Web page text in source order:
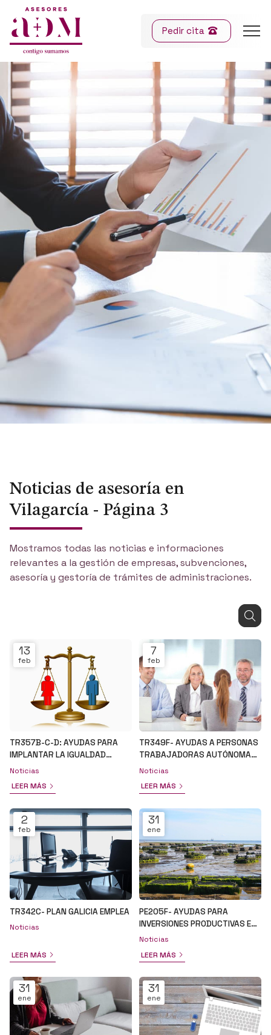
Pedir cita
Noticias de asesoría en
Vilagarcía - Página 3
Mostramos todas las noticias e informaciones
relevantes a la gestión de empresas, subvenciones,
asesoría y gestoría de trámites de administraciones.
13
feb
TR357B-C-D: AYUDAS PARA
IMPLANTAR LA IGUALDAD
LABORAL, LA CONCILIACION Y
EMPRESARIAL
Noticias
LEER MÁS
7
feb
TR349F- AYUDAS A PERSONAS
TRABAJADORAS AUTÓNOMAS
POR LA CONTRATACIÓN Y
ASALARIADAS
Noticias
LEER MÁS
2
feb
TR342C- PLAN GALICIA EMPLEA
Noticias
LEER MÁS
31
ene
PE205F- AYUDAS PARA
INVERSIONES PRODUCTIVAS EN
EL ÁMBITO DE LA ACUICULTURA
Noticias
LEER MÁS
31
ene
31
ene